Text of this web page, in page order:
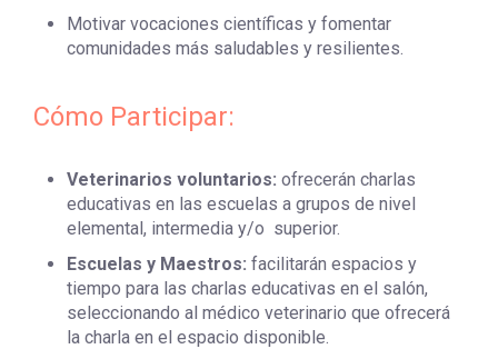
Motivar vocaciones científicas y fomentar
comunidades más saludables y resilientes.
Cómo Participar:
Veterinarios voluntarios: ofrecerán charlas
educativas en las escuelas a grupos de nivel
elemental, intermedia y/o superior.
Escuelas y Maestros: facilitarán espacios y
tiempo para las charlas educativas en el salón,
seleccionando al médico veterinario que ofrecerá
la charla en el espacio disponible.